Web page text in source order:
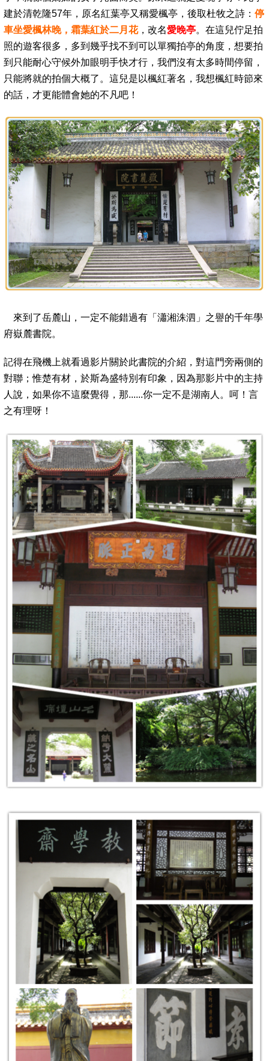
建於清乾隆57年，原名紅葉亭又稱愛楓亭，後取杜牧之詩： 停
車坐愛楓林晚，霜葉紅於二月花，改名愛晚亭。在這兒佇足拍
照的遊客很多，多到幾乎找不到可以單獨拍亭的角度，想要拍
到只能耐心守候外加眼明手快才行，我們沒有太多時間停留，
只能將就的拍個大概了。這兒是以楓紅著名，我想楓紅時節來
的話，才更能體會她的不凡吧！
來到了岳麓山，一定不能錯過有「瀟湘洙泗」之譽的千年學
府嶽麓書院。
記得在飛機上就看過影片關於此書院的介紹，對這門旁兩側的
對聯；惟楚有材，於斯為盛特別有印象，因為那影片中的主持
人說，如果你不這麼覺得，那......你一定不是湖南人。呵！言
之有理呀！